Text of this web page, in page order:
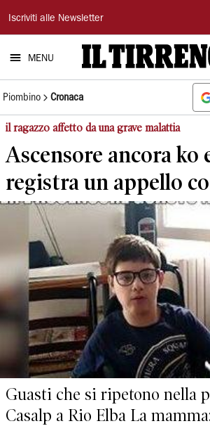
Il
Tirreno
Iscriviti alle Newsletter
MENU
Piombino Cronaca
il ragazzo affetto da una grave malattia
Ascensore ancora ko
registra un appello
Guasti che si ripetono nella
Casalp a Rio Elba La